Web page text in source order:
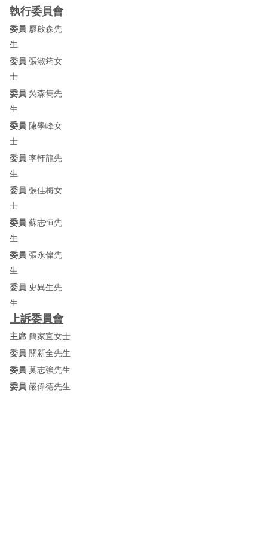
執行委員會
委員 廖啟森先
生
委員 張淑筠女
士
委員 吳森雋先
生
委員 陳學峰女
士
委員 李軒龍先
生
委員 張佳梅女
士
委員 蘇志恒先
生
委員 張永偉先
生
委員 史異生先
生
上訴委員會
主席 簡家宜女士
委員 關新全先生
委員 莫志強先生
委員 嚴偉德先生